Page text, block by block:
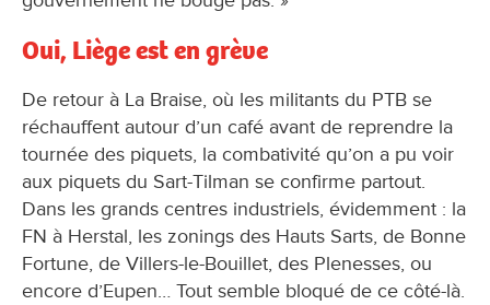
Oui, Liège est en grève
De retour à La Braise, où les militants du PTB se
réchauffent autour d’un café avant de reprendre la
tournée des piquets, la combativité qu’on a pu voir
aux piquets du Sart-Tilman se confirme partout.
Dans les grands centres industriels, évidemment : la
FN à Herstal, les zonings des Hauts Sarts, de Bonne
Fortune, de Villers-le-Bouillet, des Plenesses, ou
encore d’Eupen… Tout semble bloqué de ce côté-là.